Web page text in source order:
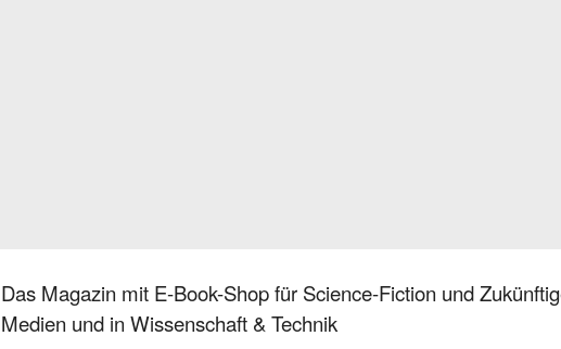
Das Magazin mit E-Book-Shop für Science-Fiction und
Medien und in Wissenschaft & Technik